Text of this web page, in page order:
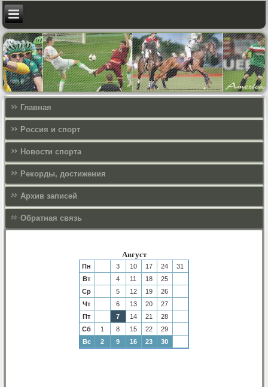
Главная
Россия и спорт
Новости спорта
Рекорды, достижения
Архив записей
Обратная связь
Август
Пн 3 10 17 24
31
Вт
4 11 18
25
Ср
5 12 19
26
Чт
6 13 20
27
Пт
7 14 21
28
Сб
1 8 15 22
29
Вс
2 9 16 23 30